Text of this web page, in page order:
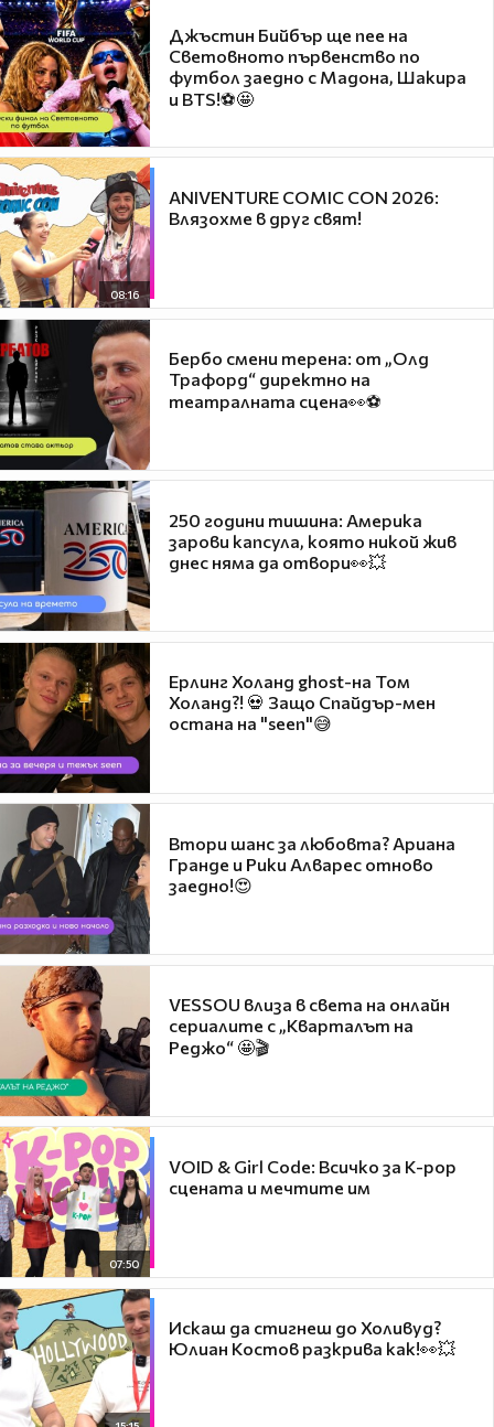
Джъстин Бийбър ще пее на
Световното първенство по
футбол заедно с Мадона, Шакира
и BTS!⚽🤩
08:16
ANIVENTURE COMIC CON 2026:
Влязохме в друг свят!
Бербо смени терена: от „Олд
Трафорд“ директно на
театралната сцена👀⚽
250 години тишина: Америка
зарови капсула, която никой жив
днес няма да отвори👀💥
Ерлинг Холанд ghost-на Том
Холанд?! 💀 Защо Спайдър-мен
остана на "seen"😅
Втори шанс за любовта? Ариана
Гранде и Рики Алварес отново
заедно!😍
VESSOU влиза в света на онлайн
сериалите с „Кварталът на
Реджо“ 🤩🎬
07:50
VOID & Girl Code: Всичко за K-pop
сцената и мечтите им
Искаш да стигнеш до Холивуд?
Юлиан Костов разкрива как!👀💥